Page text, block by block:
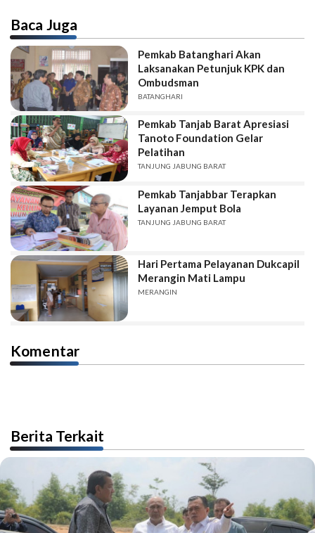
Baca Juga
Pemkab Batanghari Akan
Laksanakan Petunjuk KPK dan
Ombudsman
BATANGHARI
Pemkab Tanjab Barat Apresiasi
Tanoto Foundation Gelar
Pelatihan
TANJUNG JABUNG BARAT
Pemkab Tanjabbar Terapkan
Layanan Jemput Bola
TANJUNG JABUNG BARAT
Hari Pertama Pelayanan Dukcapil
Merangin Mati Lampu
MERANGIN
Komentar
Berita Terkait